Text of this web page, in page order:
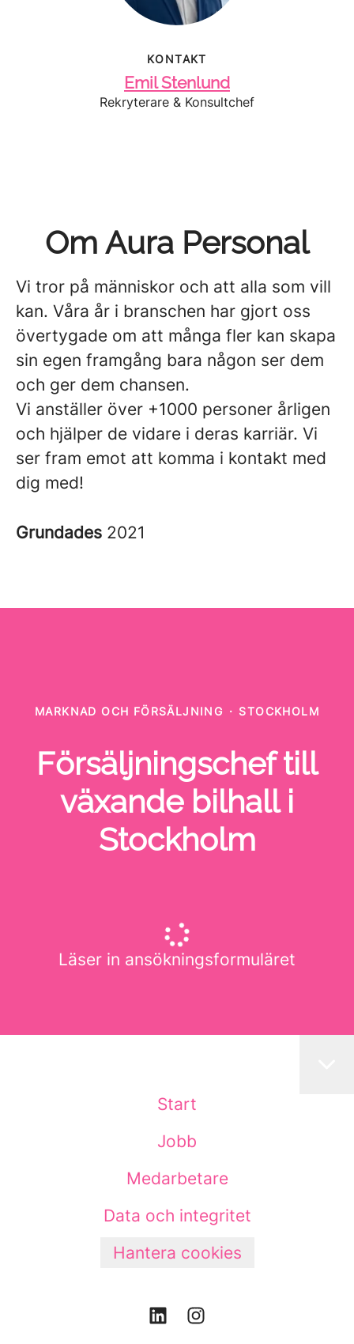
KONTAKT
Emil Stenlund
Rekryterare & Konsultchef
Om Aura Personal
Vi tror på människor och att alla som vill
kan. Våra år i branschen har gjort oss
övertygade om att många fler kan skapa
sin egen framgång bara någon ser dem
och ger dem chansen.
Vi anställer över +1000 personer årligen
och hjälper de vidare i deras karriär. Vi
ser fram emot att komma i kontakt med
dig med!
Grundades 2021
MARKNAD OCH FÖRSÄLJNING · STOCKHOLM
Försäljningschef till
växande bilhall i
Stockholm
Läser in ansökningsformuläret
Start
Jobb
Medarbetare
Data och integritet
Hantera cookies